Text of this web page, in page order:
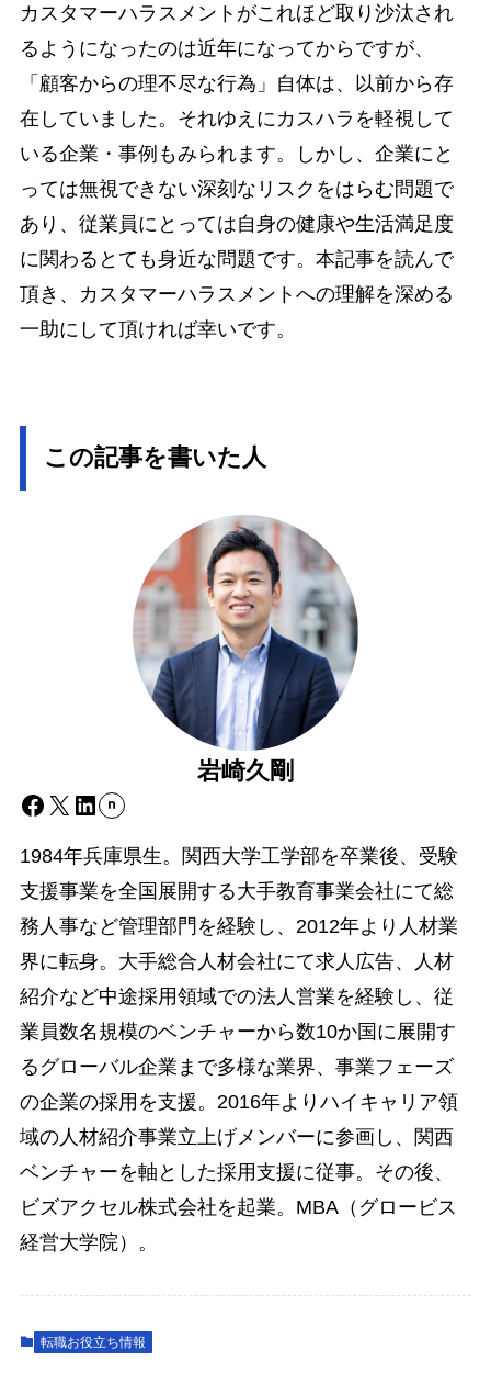
カスタマーハラスメントがこれほど取り沙汰され
るようになったのは近年になってからですが、
「顧客からの理不尽な行為」自体は、以前から存
在していました。それゆえにカスハラを軽視して
いる企業・事例もみられます。しかし、企業にと
っては無視できない深刻なリスクをはらむ問題で
あり、従業員にとっては自身の健康や生活満足度
に関わるとても身近な問題です。本記事を読んで
頂き、カスタマーハラスメントへの理解を深める
一助にして頂ければ幸いです。
この記事を書いた人
岩崎久剛
Facebook
X LinkedIn
1984年兵庫県生。関西大学工学部を卒業後、受験
支援事業を全国展開する大手教育事業会社にて総
務人事など管理部門を経験し、2012年より人材業
界に転身。大手総合人材会社にて求人広告、人材
紹介など中途採用領域での法人営業を経験し、従
業員数名規模のベンチャーから数10か国に展開す
るグローバル企業まで多様な業界、事業フェーズ
の企業の採用を支援。2016年よりハイキャリア領
域の人材紹介事業立上げメンバーに参画し、関西
ベンチャーを軸とした採用支援に従事。その後、
ビズアクセル株式会社を起業。MBA（グロービス
経営大学院）。
転職お役立ち情報